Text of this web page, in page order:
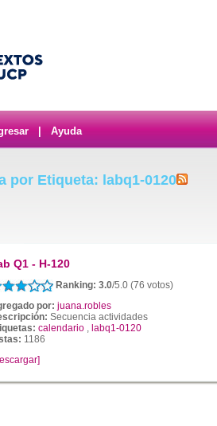
Ayuda
por Etiqueta: labq1-0120
Q1 - H-120
Ranking: 3.0/5.0 (76 votos)
por: juana.robles
Secuencia actividades
calendario , labq1-0120
1186